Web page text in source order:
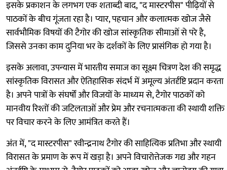
इसके प्रकाशन के लगभग एक शताब्दी बाद, "द मास्टरपीस" पीढ़ियों से
पाठकों के बीच गूंजता रहा है। प्यार, पहचान और कलात्मक खोज जैसे
सार्वभौमिक विषयों की टैगोर की खोज सांस्कृतिक सीमाओं से परे है,
जिससे उनका काम दुनिया भर के दर्शकों के लिए प्रासंगिक हो गया है।
इसके अलावा, उपन्यास में भारतीय समाज का सूक्ष्म चित्रण देश की समृद्ध
सांस्कृतिक विरासत और ऐतिहासिक संदर्भ में अमूल्य अंतर्दृष्टि प्रदान करता
है। अपने पात्रों के संघर्षों और विजयों के माध्यम से, टैगोर पाठकों को
मानवीय रिश्तों की जटिलताओं और प्रेम और रचनात्मकता की स्थायी शक्ति
पर विचार करने के लिए आमंत्रित करते हैं।
अंत में, "द मास्टरपीस" रवीन्द्रनाथ टैगोर की साहित्यिक प्रतिभा और स्थायी
विरासत के प्रमाण के रूप में खड़ा है। अपने विचारोत्तेजक गद्य और गहन